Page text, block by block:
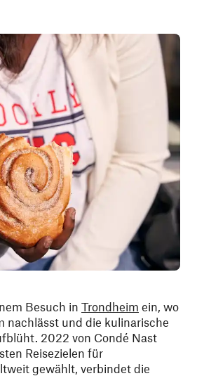
Besuch in Trondheim ein, wo
nachlässt und die kulinarische
2022 von Condé Nast
Reisezielen für
gewählt, verbindet die